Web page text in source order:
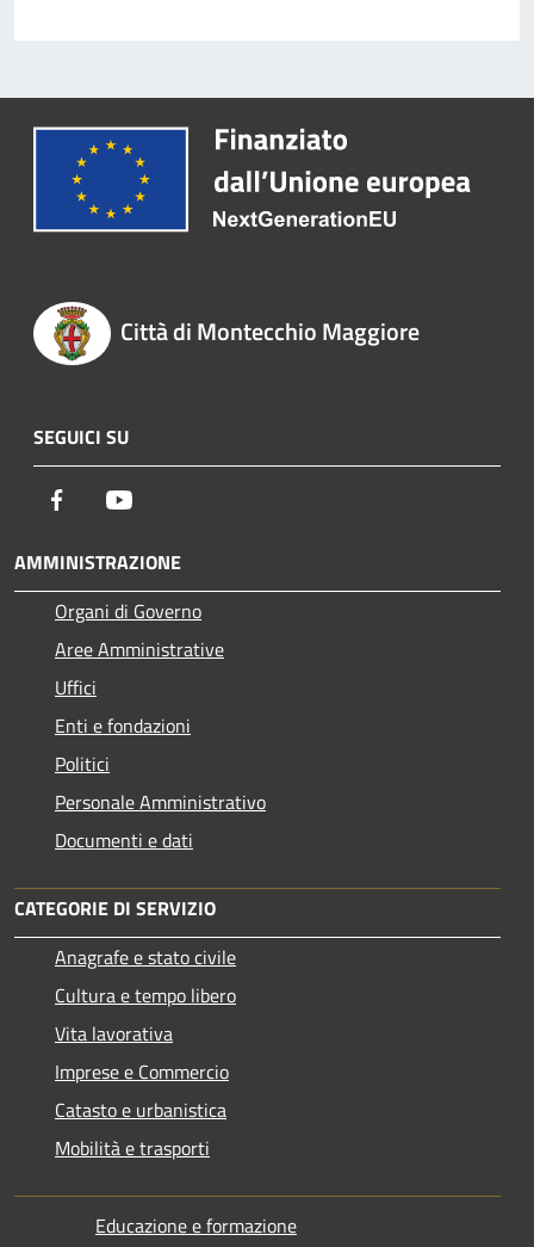
Città di Montecchio Maggiore
SEGUICI SU
Facebook
AMMINISTRAZIONE
Organi di Governo
Aree Amministrative
Uffici
Enti e fondazioni
Politici
Personale Amministrativo
Documenti e dati
CATEGORIE DI SERVIZIO
Anagrafe e stato civile
Cultura e tempo libero
Vita lavorativa
Imprese e Commercio
Catasto e urbanistica
Mobilità e trasporti
Educazione e formazione